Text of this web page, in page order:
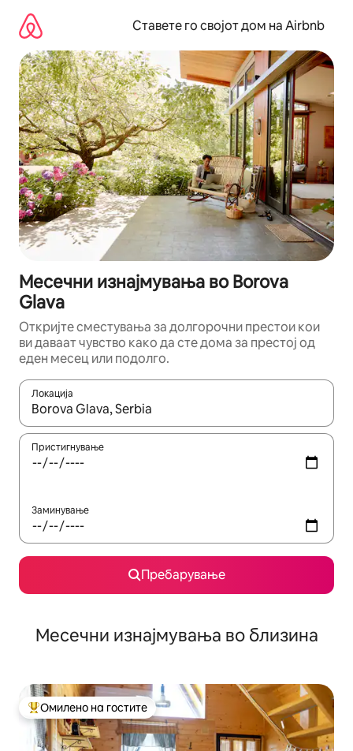
содржина
Ставете го својот дом на Airbnb
Месечни изнајмувања во Borova
Glava
Откријте сместувања за долгорочни престои кои
ви даваат чувство како да сте дома за престој од
еден месец или подолго.
Локација
Кога резултатите се достапни, движете се со копчињата
Пристигнување
Заминување
Пребарување
Месечни изнајмувања во близина
Меѓу најуспешните „Омилени на гостите“
Омилено на гостите